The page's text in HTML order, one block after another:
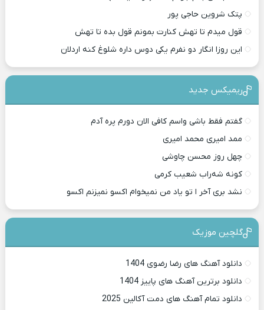
پتک شروین حاجی پور
قول میدم تا تهش کنارت بمونم قول بده تا تهش
این روزا انگار دو نفرم یکی دوس داره شلوغ کنه اردلان
ریمیکس جدید
گفتم فقط باشی واسم کافی الان دورم پره آدم
ممد امیری محمد امیری
چهل روز محسن چاوشی
کونه شه‌راب شعیب کرمی
نشد بری آخر ا تو یاد من نمیخوام اکسو نمیزنم اکسو
گلچین موزیک
دانلود آهنگ های رضا رضوی 1404
دانلود برترین آهنگ های پاییز 1404
دانلود تمام آهنگ های دمت آکالین 2025